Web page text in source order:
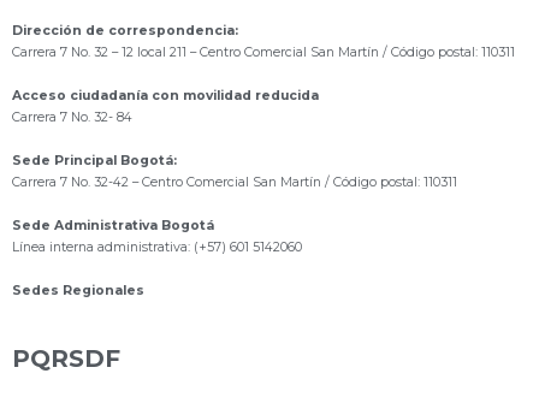
Dirección de correspondencia:
Carrera 7 No. 32 – 12 local 211 – Centro Comercial San Martín / Código postal: 110311
Acceso ciudadanía con movilidad reducida
Carrera 7 No. 32- 84
Sede Principal Bogotá:
Carrera 7 No. 32-42 – Centro Comercial San Martín / Código postal: 110311
Sede Administrativa Bogotá
Línea interna administrativa: (+57) 601 5142060
Sedes Regionales
PQRSDF